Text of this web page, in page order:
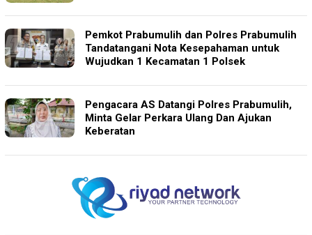
Pemkot Prabumulih dan Polres Prabumulih
Tandatangani Nota Kesepahaman untuk
Wujudkan 1 Kecamatan 1 Polsek
Pengacara AS Datangi Polres Prabumulih,
Minta Gelar Perkara Ulang Dan Ajukan
Keberatan